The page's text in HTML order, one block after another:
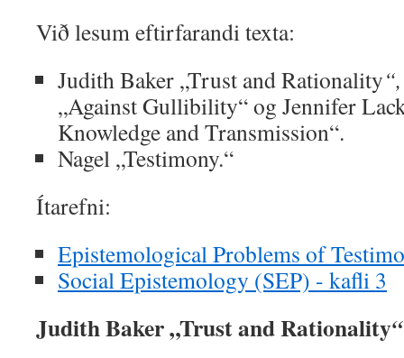
Við lesum eftirfarandi texta:
Judith Baker „Trust and Rationality
„Against Gullibility“ og Jennifer
Knowledge and Transmission“.
Nagel „Testimony.“
Ítarefni:
Epistemological Problems of
Social Epistemology (SEP) - kafli 3
Judith Baker „Trust and Rationality“